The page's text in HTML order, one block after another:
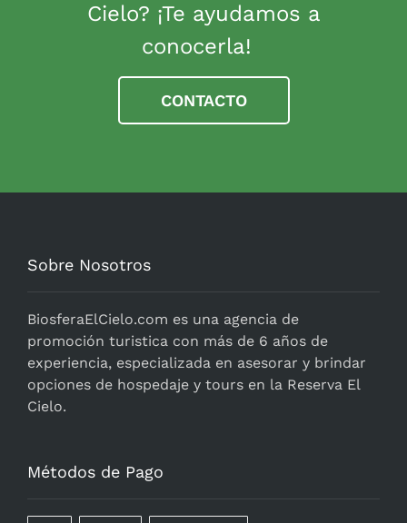
Cielo? ¡Te ayudamos a
conocerla!
CONTACTO
Sobre Nosotros
BiosferaElCielo.com es una agencia de
promoción turistica con más de 6 años de
experiencia, especializada en asesorar y brindar
opciones de hospedaje y tours en la Reserva El
Cielo.
Métodos de Pago